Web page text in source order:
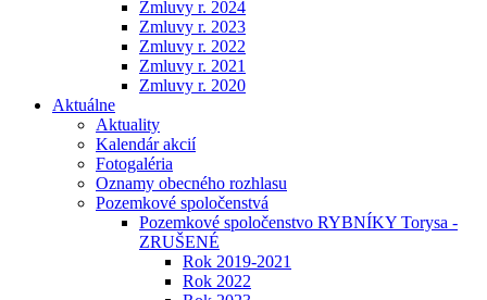
Zmluvy r. 2024
Zmluvy r. 2023
Zmluvy r. 2022
Zmluvy r. 2021
Zmluvy r. 2020
Aktuálne
Aktuality
Kalendár akcií
Fotogaléria
Oznamy obecného rozhlasu
Pozemkové spoločenstvá
Pozemkové spoločenstvo RYBNÍKY Torysa -
ZRUŠENÉ
Rok 2019-2021
Rok 2022